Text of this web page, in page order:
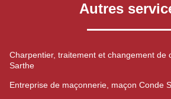
Autres
Charpentier, traitement et changement de
Sarthe
Entreprise de maçonnerie, maçon Conde